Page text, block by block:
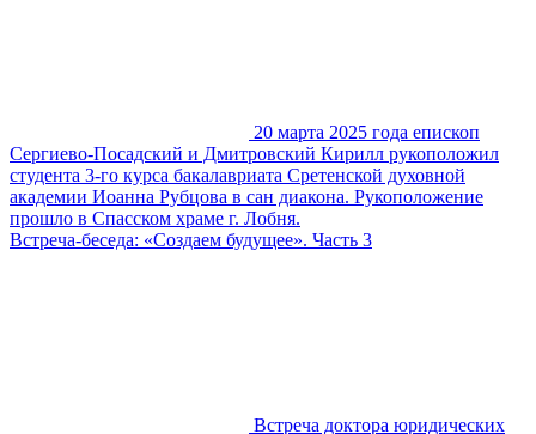
20 марта 2025 года епископ
Сергиево-Посадский и Дмитровский Кирилл рукоположил
студента 3-го курса бакалавриата Сретенской духовной
академии Иоанна Рубцова в сан диакона. Рукоположение
прошло в Спасском храме г. Лобня.
Встреча-беседа: «Создаем будущее». Часть 3
Встреча доктора юридических